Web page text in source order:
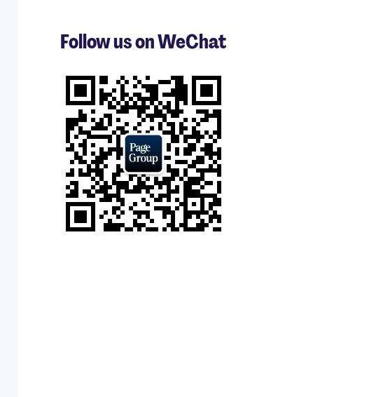
3
of
Follow us on WeChat